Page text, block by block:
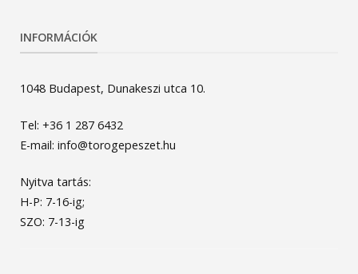
INFORMÁCIÓK
1048 Budapest, Dunakeszi utca 10.
Tel: +36 1 287 6432
E-mail: info@torogepeszet.hu
Nyitva tartás:
H-P: 7-16-ig;
SZO: 7-13-ig